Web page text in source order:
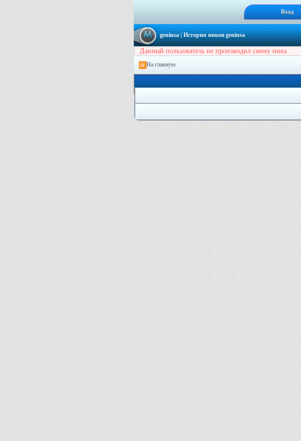
Вход
geniusa| История ников geniusa
Данный пользователь не производил смену ника
На главную